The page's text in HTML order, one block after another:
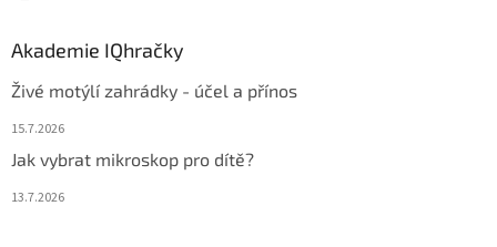
Akademie IQhračky
Živé motýlí zahrádky - účel a přínos
15.7.2026
Jak vybrat mikroskop pro dítě?
13.7.2026